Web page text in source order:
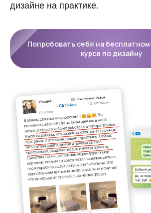
дизайне на практике.
Попробовать себя на
курсе по дизайну